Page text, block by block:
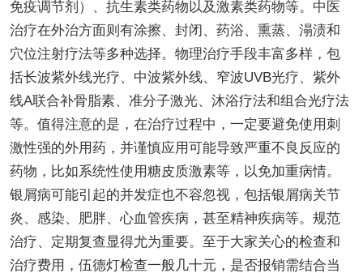
免疫调节剂）、抗生素类药物以及激素类药物等。中医
治疗在外治方面则有涂擦、封闭、药浴、熏蒸、溻渍和
穴位注射疗法等多种选择。物理治疗手段丰富多样，包
括长波紫外线光疗、中波紫外线、窄波UVB光疗、紫外
线A联合补骨脂素、准分子激光、沐浴疗法和组合光疗法
等。值得注意的是，在治疗过程中，一定要避免使用刺
激性强的外用药，并谨慎应用可能导致严重不良反应的
药物，比如系统性使用糖皮质激素等，以免加重病情。
银屑病可能引起的并发症也不容忽视，包括银屑病关节
炎、感染、肥胖、心血管疾病，甚至精神疾病等。规范
治疗、定期复查显得尤为重要。至于大家关心的检查和
治疗费用，伍德灯检查一般几十元，是否报销需结合当